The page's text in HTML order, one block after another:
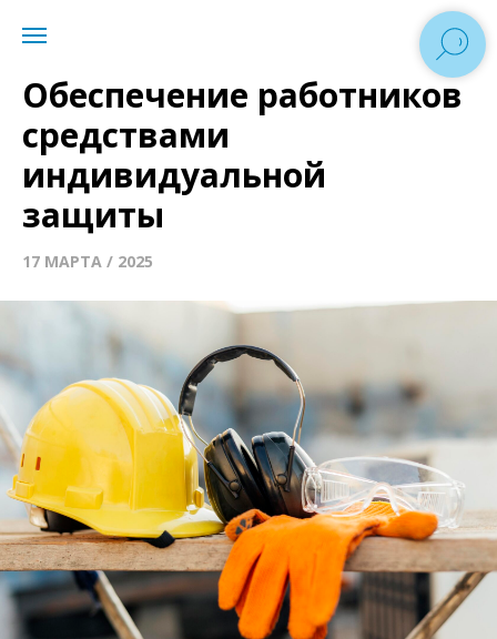
Обеспечение работников
средствами
индивидуальной
защиты
17 МАРТА / 2025